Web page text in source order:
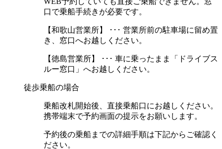
口で乗船手続きが必要です。
【和歌山営業所】
･･･ 営業所前の駐車場に留め置
き、窓口へお越しください。
【徳島営業所】
･･･ 車に乗ったまま「ドライブス
ルー窓口」へお越しください。
徒歩乗船の場合
乗船改札開始後、直接乗船口にお越しください。
携帯端末で予約画面の提示をお願いします。
予約後の乗船までの詳細手順は下記からご確認く
ださい。